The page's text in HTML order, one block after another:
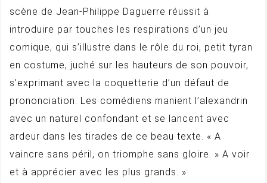
scène de Jean-Philippe Daguerre réussit à
introduire par touches les respirations d’un jeu
comique, qui s’illustre dans le rôle du roi, petit tyran
en costume, juché sur les hauteurs de son pouvoir,
s’exprimant avec la coquetterie d’un défaut de
prononciation. Les comédiens manient l’alexandrin
avec un naturel confondant et se lancent avec
ardeur dans les tirades de ce beau texte. « A
vaincre sans péril, on triomphe sans gloire. » A voir
et à apprécier avec les plus grands. »